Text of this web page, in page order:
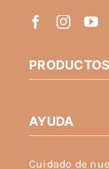
AYUDA
Cuidado de